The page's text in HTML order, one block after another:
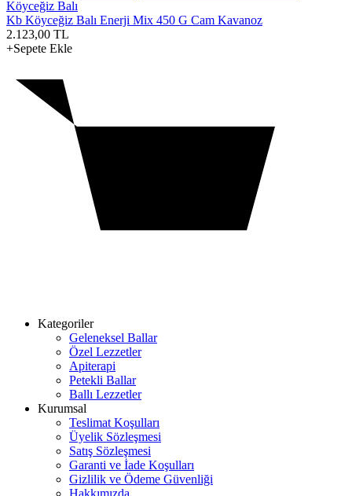
Kb Köyceğiz Balı Enerji Mix 450 G Cam Kavanoz
2.123,00 TL
+Sepete Ekle
Kategoriler
Geleneksel Ballar
Özel Lezzetler
Apiterapi
Petekli Ballar
Ballı Lezzetler
Kurumsal
Teslimat Koşulları
Üyelik Sözleşmesi
Satış Sözleşmesi
Garanti ve İade Koşulları
Gizlilik ve Ödeme Güvenliği
Hakkımızda